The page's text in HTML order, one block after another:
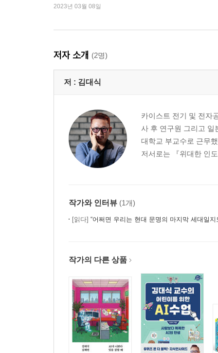
2023년 03월 08일
저자 소개 (2명)
저 : 김대식
카이스트 전기 및 전자
사 후 연구원 그리고 일
대학교 부교수로 근무
저서로는 『위대한 인
작가와 인터뷰 (1개)
[읽다] “어쩌면 우리는 현대 문명의 마지막 세대일지
작가의 다른 상품